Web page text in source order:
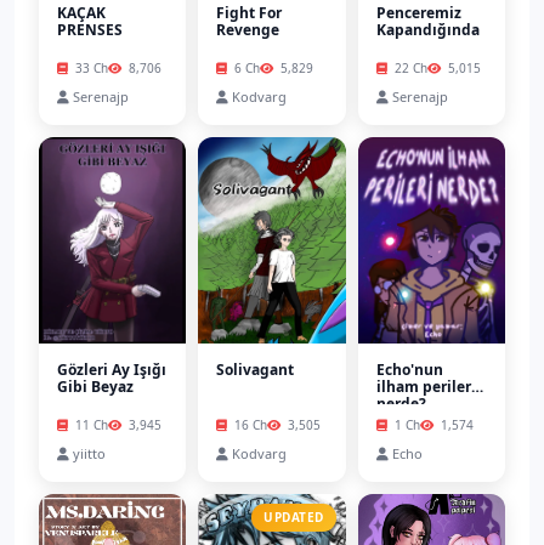
KAÇAK
PRENSES
33 Ch 8,706
Serenajp
Fight For
Revenge
6 Ch 5,829
Kodvarg
Penceremiz
Kapandığında
22 Ch 5,015
Serenajp
Gözleri Ay Işığı
Gibi Beyaz
11 Ch 3,945
yiitto
Solivagant
16 Ch 3,505
Kodvarg
Echo'nun
ilham perileri
nerde?
1 Ch 1,574
Echo
UPDATED